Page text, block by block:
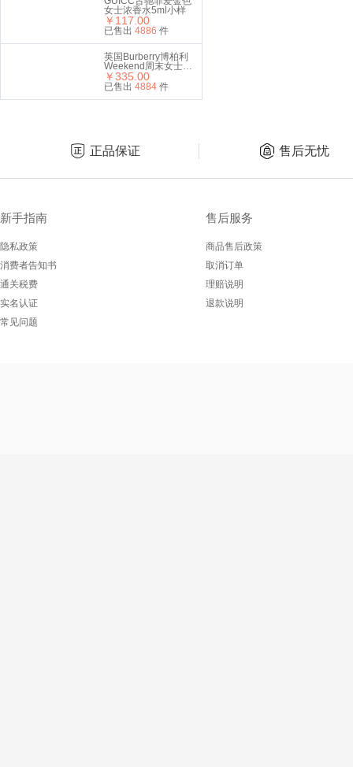
女士浓香水5ml小样
￥117.00
已售出 4886 件
英国Burberry博柏利
Weekend周末女士香
水EDP 100ml 巴宝莉
香水清新持久
￥335.00
已售出 4884件
正品保证 售后无忧
新手指南
隐私政策
消费者告知书
通关税费
实名认证
常见问题
售后服务
商品售后政策
取消订单
理赔说明
退款说明